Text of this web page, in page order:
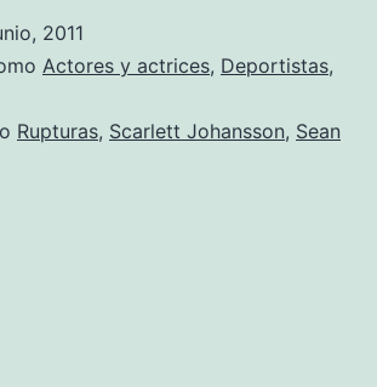
2011
Actores y actrices, Deportistas,
Rupturas, Scarlett Johansson, Sean